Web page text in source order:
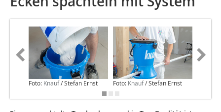
Foto: Knauf/ Stefan Ernst Foto: Knauf/ Stefan Ernst